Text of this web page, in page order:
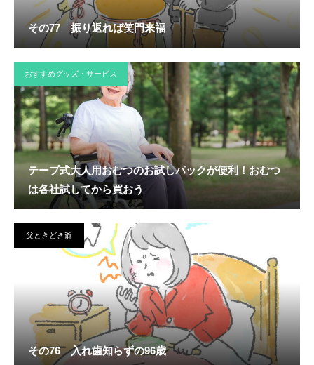
その77 振り返れば笑門来福
おすすめグッズ・サービス
テープ式大人用おむつのお試しパックが便利！おむつ
は各社試してから買おう
父ときどき爺
その76 入れ歯知らずの96歳